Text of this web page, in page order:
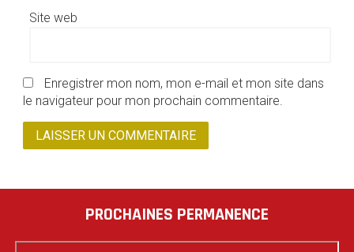
Site web
Enregistrer mon nom, mon e-mail et mon site dans
le navigateur pour mon prochain commentaire.
PROCHAINES PERMANENCE